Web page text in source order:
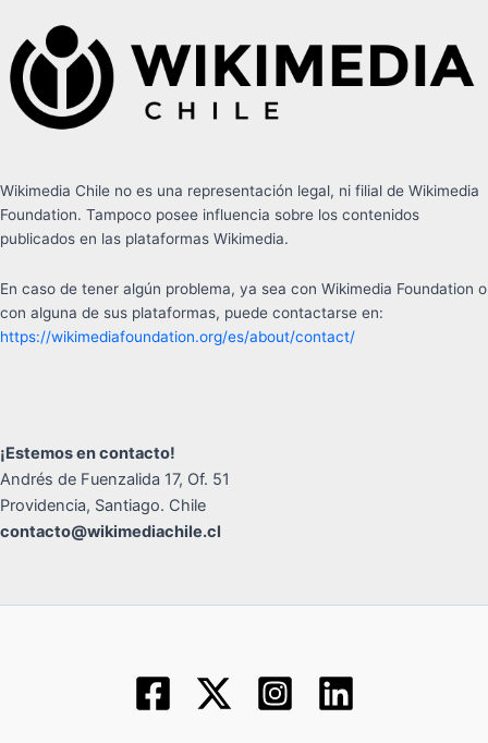
Wikimedia Chile no es una representación legal, ni filial de Wikimedia
Foundation. Tampoco posee influencia sobre los contenidos
publicados en las plataformas Wikimedia.
En caso de tener algún problema, ya sea con Wikimedia Foundation o
con alguna de sus plataformas, puede contactarse en:
https://wikimediafoundation.org/es/about/contact/
¡Estemos en contacto!
Andrés de Fuenzalida 17, Of. 51
Providencia, Santiago. Chile
contacto@wikimediachile.cl